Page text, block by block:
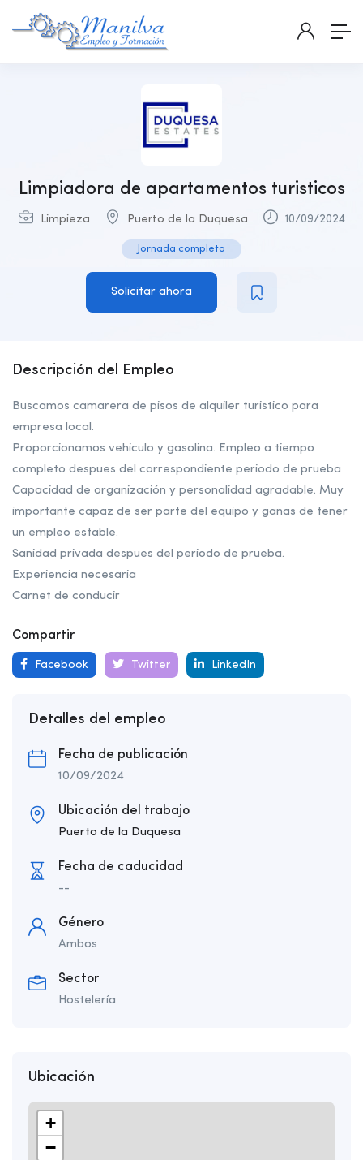
Limpiadora de apartamentos turisticos
Limpieza Puerto de la Duquesa 10/09/2024
Jornada completa
Solicitar ahora
Descripción del Empleo
Buscamos camarera de pisos de alquiler turistico para
empresa local.
Proporcionamos vehiculo y gasolina. Empleo a tiempo
completo despues del correspondiente periodo de prueba
Capacidad de organización y personalidad agradable. Muy
importante capaz de ser parte del equipo y ganas de tener
un empleo estable.
Sanidad privada despues del periodo de prueba.
Experiencia necesaria
Carnet de conducir
Compartir
Facebook Twitter LinkedIn
Detalles del empleo
Fecha de publicación
10/09/2024
Ubicación del trabajo
Puerto de la Duquesa
Fecha de caducidad
--
Género
Ambos
Sector
Hostelería
Ubicación
+
−